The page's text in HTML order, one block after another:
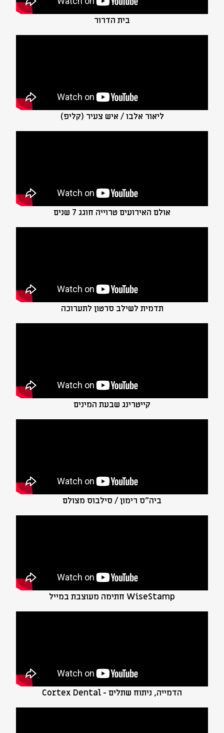
בית הדרור
ליאור אלבו / איש צעיר (קליפ)
אולם האירועים טרוייה חוגג 7 שנים
תדמית לשילב סרטון לתערוכה
קייטרינג שבעת המינים
ביה"ס רימון / סילבוס מצולם
WiseStamp חתימה מעוצבת במייל
הדמייה, ניתוח שתלים - Cortex Dental